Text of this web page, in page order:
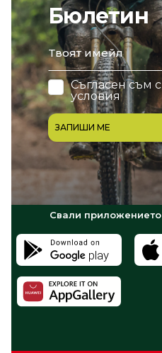
Бюлетин
email
Съгласен съм с
условия
ЗАПИШИ МЕ
Свали приложението